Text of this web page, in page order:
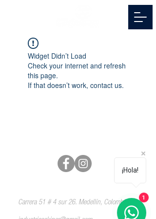
Widget Didn’t Load
Check your internet and refresh
this page.
If that doesn’t work, contact us.
Carrera 51 # 4 sur 26. Medellín, Colombia.
¡Hola!
1